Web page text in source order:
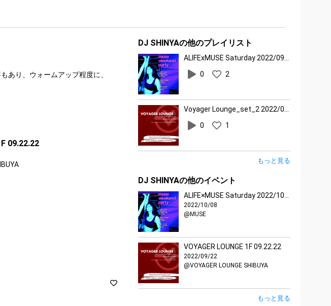
あり、ウォームアップ程度に、
09.22.22
DJ SHINYAの他のプレイリスト
0
2
0
1
もっと見る
DJ SHINYAの他のイベント
2022/10/08
@MUSE
VOYAGER LOUNGE 1F 09.22.22
2022/09/22
@VOYAGER LOUNGE SHIBUYA
もっと見る